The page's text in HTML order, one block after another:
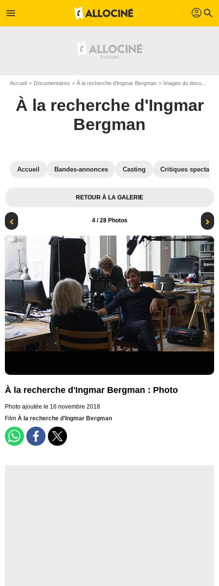
menu profil search
Accueil Documentaires À la recherche d'Ingmar Bergman Images du documentaire À la recherche d'Ingmar Bergman
À la recherche d'Ingmar
Bergman
Accueil Bandes-annonces Casting Critiques
RETOUR À LA GALERIE
4/ 28 Photos
À la recherche d'Ingmar Bergman : Photo
Photo ajoutée le 16 novembre 2018
Film À la recherche d'Ingmar Bergman